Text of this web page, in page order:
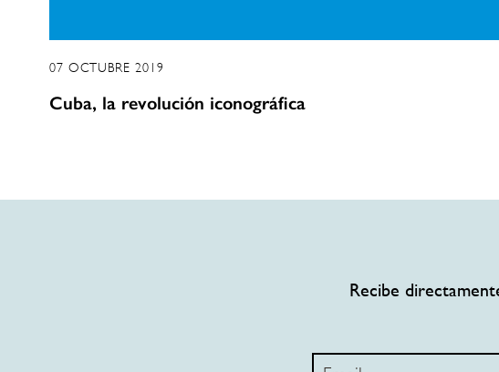
07 OCTUBRE 2019
Cuba, la revolución iconográfica
Recibe